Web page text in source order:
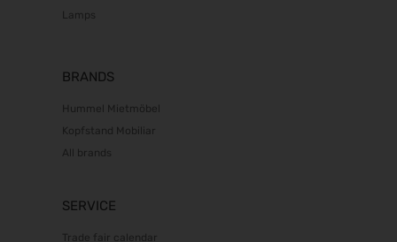
Lamps
BRANDS
Hummel Mietmöbel
Kopfstand Mobiliar
All brands
SERVICE
Trade fair calendar